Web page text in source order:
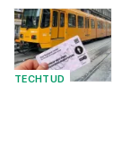
TECHTUD